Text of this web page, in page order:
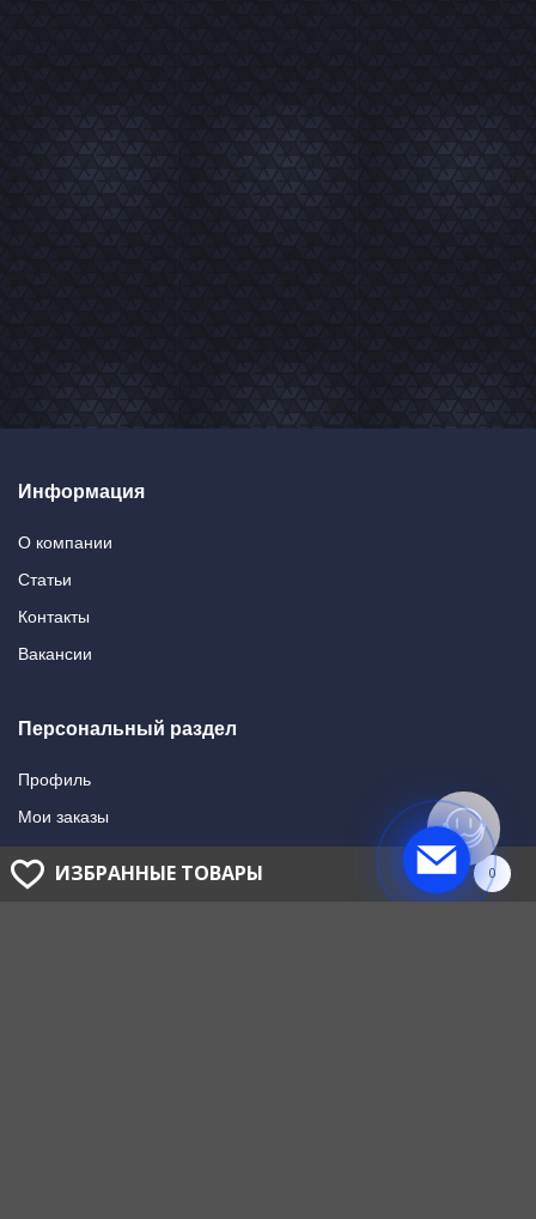
Информация
О компании
Статьи
Контакты
Вакансии
Персональный раздел
Профиль
Мои заказы
Мои подписки
Написать в поддержку
ИЗБРАННЫЕ ТОВАРЫ 0